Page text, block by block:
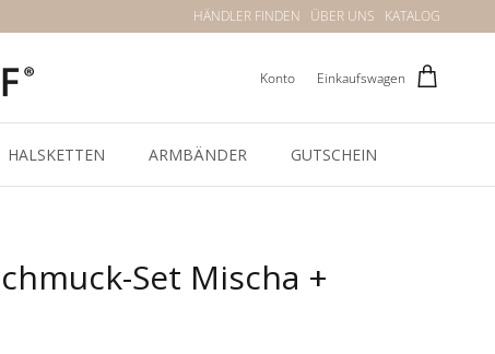
HÄNDLER FINDEN ÜBER UNS KATALOG
Konto Einkaufswagen
HALSKETTEN ARMBÄNDER GUTSCHEIN
Set Mischa +